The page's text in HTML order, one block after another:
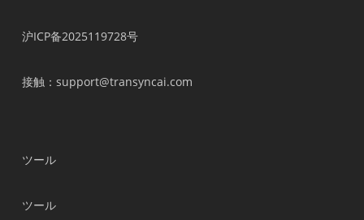
沪ICP备2025119728号
接触：support@transyncai.com
ツール
ツール